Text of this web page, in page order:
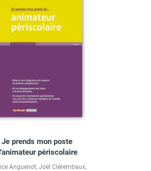
Je prends mon poste
périscolaire
Anguenot, Joël Clérembaux,